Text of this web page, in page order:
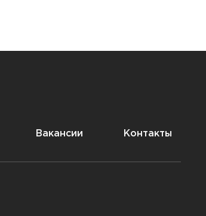
Вакансии Контакты